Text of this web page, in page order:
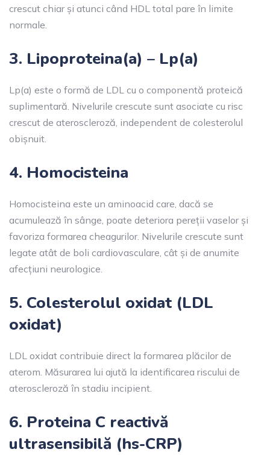
crescut chiar și atunci când HDL total pare în limite
normale.
3. Lipoproteina(a) – Lp(a)
Lp(a) este o formă de LDL cu o componentă proteică
suplimentară. Nivelurile crescute sunt asociate cu risc
crescut de ateroscleroză, independent de colesterolul
obișnuit.
4. Homocisteina
Homocisteina este un aminoacid care, dacă se
acumulează în sânge, poate deteriora pereții vaselor și
favoriza formarea cheagurilor. Nivelurile crescute sunt
legate atât de boli cardiovasculare, cât și de anumite
afecțiuni neurologice.
5. Colesterolul oxidat (LDL
oxidat)
LDL oxidat contribuie direct la formarea plăcilor de
aterom. Măsurarea lui ajută la identificarea riscului de
ateroscleroză în stadiu incipient.
6. Proteina C reactivă
ultrasensibilă (hs-CRP)